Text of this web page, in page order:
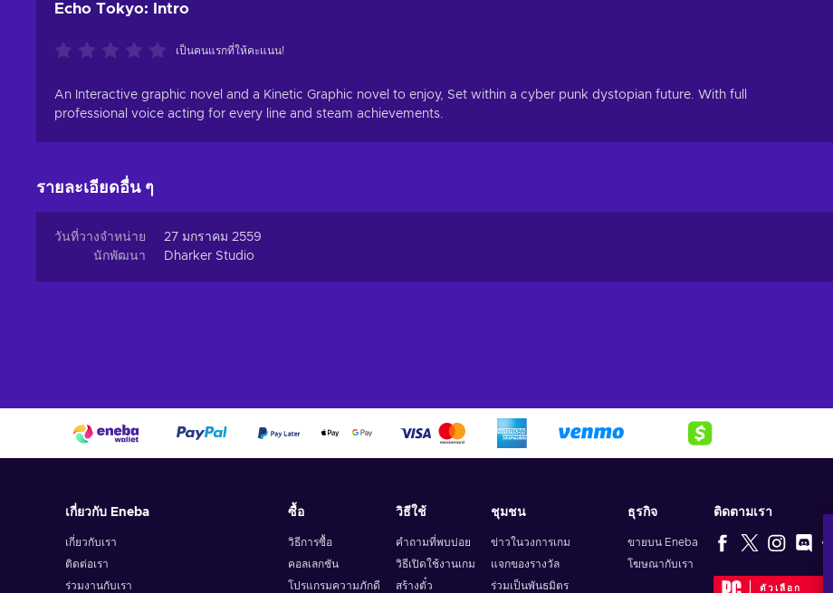
Echo Tokyo: Intro
เป็นคนแรกที่ให้คะแนน!
An Interactive graphic novel and a Kinetic Graphic novel to enjoy, Set within a cyber punk dystopian future. With full
professional voice acting for every line and steam achievements.
รายละเอียดอื่น ๆ
วันที่วางจำหน่าย
27 มกราคม 2559
นักพัฒนา
Dharker Studio
เกี่ยวกับ Eneba
เกี่ยวกับเรา
ติดต่อเรา
ร่วมงานกับเรา
ซื้อ
วิธีการซื้อ
คอลเลกชัน
โปรแกรมความภักดี
วิธีใช้
คำถามที่พบบ่อย
วิธีเปิดใช้งานเกม
สร้างตั๋ว
ชุมชน
ข่าวในวงการเกม
แจกของรางวัล
ร่วมเป็นพันธมิตร
ธุรกิจ
ขายบน Eneba
โฆษณากับเรา
ติดตามเรา
ตัวเลือก